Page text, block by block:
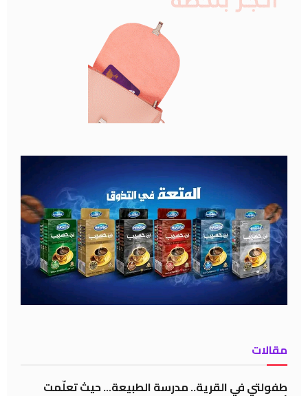
مقالات
طفولتي في القرية.. مدرسة الطبيعة… حيث تعلّمت